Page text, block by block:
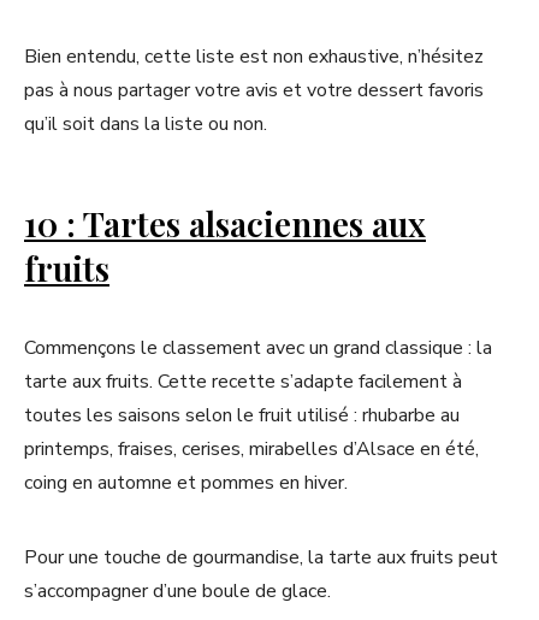
Bien entendu, cette liste est non exhaustive, n’hésitez
pas à nous partager votre avis et votre dessert favoris
qu’il soit dans la liste ou non.
10 : Tartes alsaciennes aux
fruits
Commençons le classement avec un grand classique : la
tarte aux fruits. Cette recette s’adapte facilement à
toutes les saisons selon le fruit utilisé : rhubarbe au
printemps, fraises, cerises, mirabelles d’Alsace en été,
coing en automne et pommes en hiver.
Pour une touche de gourmandise, la tarte aux fruits peut
s’accompagner d’une boule de glace.